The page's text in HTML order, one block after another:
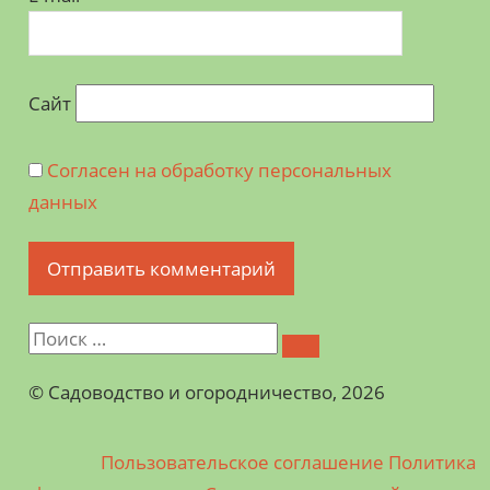
Сайт
Согласен на обработку персональных
данных
©️ Садоводство и огородничество, 2026
Пользовательское соглашение Политика